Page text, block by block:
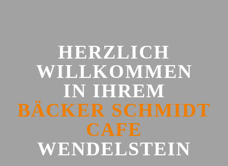
HERZLICH
WILLKOMMEN
IN IHREM
BÄCKER SCHMIDT
CAFE
WENDEL­STEIN